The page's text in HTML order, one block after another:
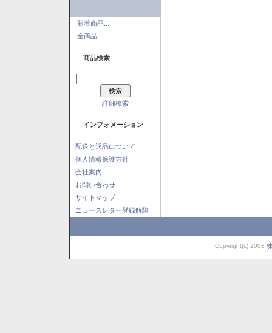
新着商品...
全商品...
商品検索
詳細検索
インフォメーション
配送と返品について
個人情報保護方針
会社案内
お問い合わせ
サイトマップ
ニュースレター登録解除
Copyright(c) 2008